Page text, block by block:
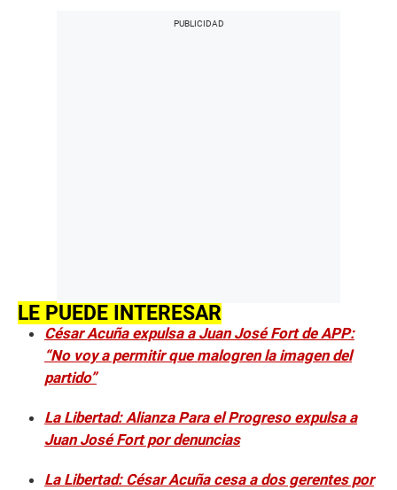
LE PUEDE INTERESAR
César Acuña expulsa a Juan José Fort de APP:
“No voy a permitir que malogren la imagen del
partido”
La Libertad: Alianza Para el Progreso expulsa a
Juan José Fort por denuncias
La Libertad: César Acuña cesa a dos gerentes por